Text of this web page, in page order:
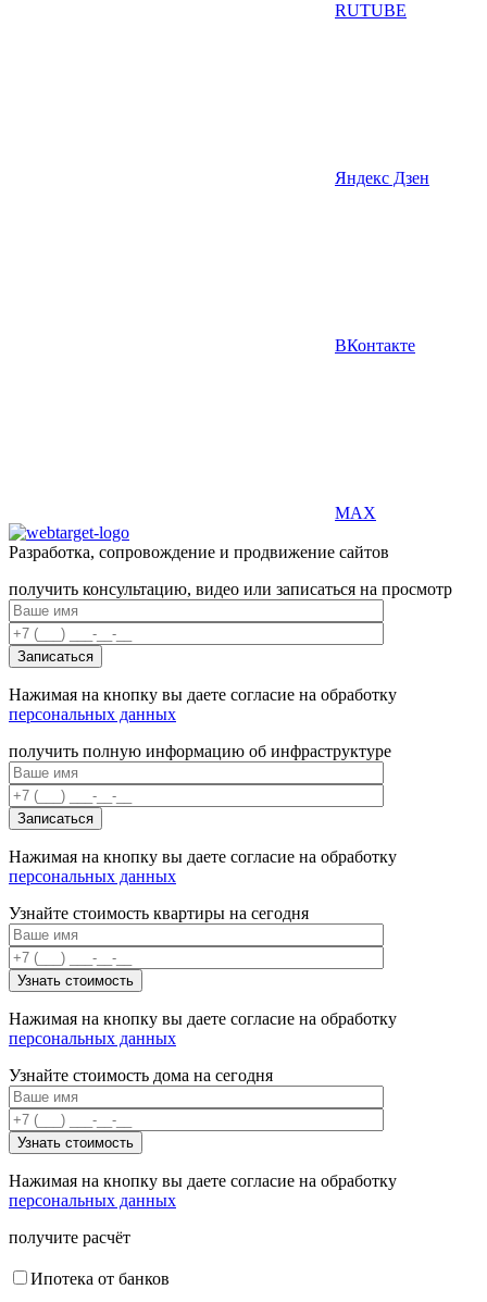
RUTUBE
Яндекс Дзен
ВКонтакте
MAX
Разработка, сопровождение и продвижение сайтов
получить консультацию, видео или записаться на просмотр
Нажимая на кнопку вы даете согласие на обработку
персональных данных
получить полную информацию об инфраструктуре
Нажимая на кнопку вы даете согласие на обработку
персональных данных
Узнайте стоимость квартиры на сегодня
Нажимая на кнопку вы даете согласие на обработку
персональных данных
Узнайте стоимость дома на сегодня
Нажимая на кнопку вы даете согласие на обработку
персональных данных
получите расчёт
Ипотека от банков